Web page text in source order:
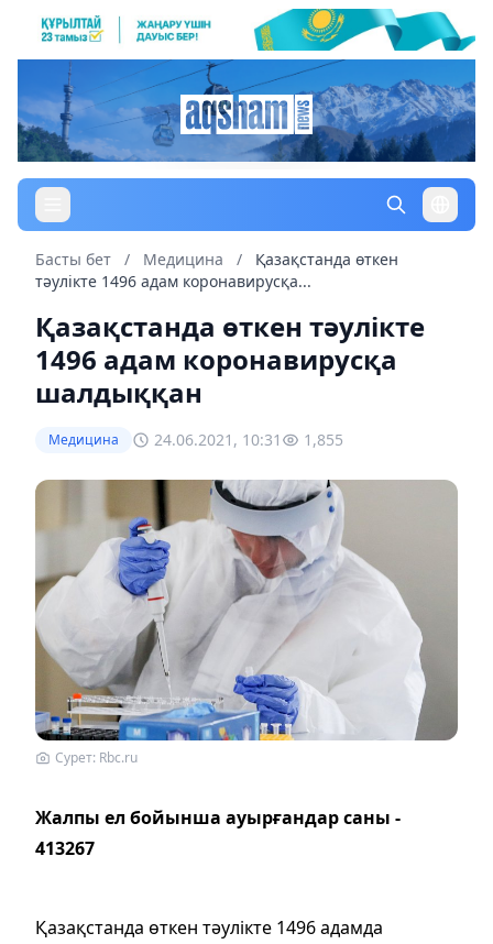
Басты бет / Медицина /
Қазақстанда өткен
тәулікте 1496 адам коронавирусқа...
Қазақстанда өткен тәулікте
1496 адам коронавирусқа
шалдыққан
Медицина 24.06.2021, 10:31 1,855
Сурет: Rbc.ru
Жалпы ел бойынша ауырғандар саны -
413267
Қазақстанда өткен тәулікте 1496 адамда